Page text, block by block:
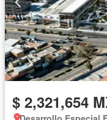
$ 2,321,654